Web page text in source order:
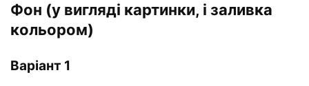
Фон (у вигляді картинки, і заливка
кольором)
Варіант 1